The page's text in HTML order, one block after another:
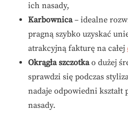
ich nasady,
Karbownica– idealne
pragną szybko uzyskać
atrakcyjną fakturę na całej
Okrągła szczotkao dużej
sprawdzi się podczas
nadaje odpowiedni kształt
nasady.